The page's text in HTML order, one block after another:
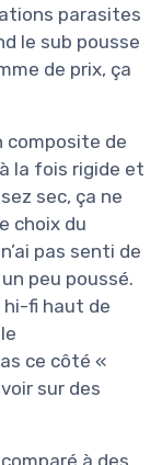
parasites
le sub pousse
de prix, ça
composite de
la fois rigide et
sec, ça ne
choix du
pas senti de
peu poussé.
hi-fi haut de
ce côté «
sur des
à des